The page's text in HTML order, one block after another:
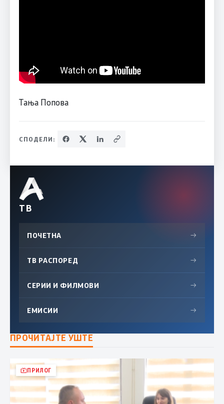
Тања Попова
СПОДЕЛИ:
ТВ
ПОЧЕТНА →
ТВ РАСПОРЕД →
СЕРИИ И ФИЛМОВИ →
ЕМИСИИ →
ПРОЧИТАЈТЕ УШТЕ
ПРИЛОГ